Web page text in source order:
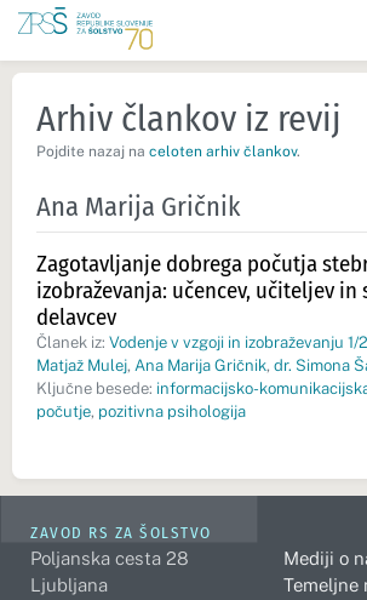
Arhiv člankov iz revij
Pojdite nazaj na celoten arhiv člankov.
Ana Marija Gričnik
Zagotavljanje dobrega počutja
izobraževanja: učencev, učiteljev
delavcev
Članek iz: Vodenje v vzgoji in izobraževanju 1/
Matjaž Mulej, Ana Marija Gričnik, dr. Simona
Ključne besede: informacijsko-
počutje, pozitivna psihologija
ZAVOD RS ZA ŠOLSTVO
Poljanska cesta 28
Ljubljana
Mediji o
Temeljne